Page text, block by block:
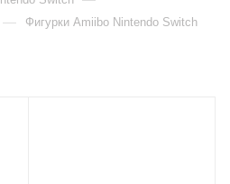
— Фигурки Amiibo Nintendo Switch